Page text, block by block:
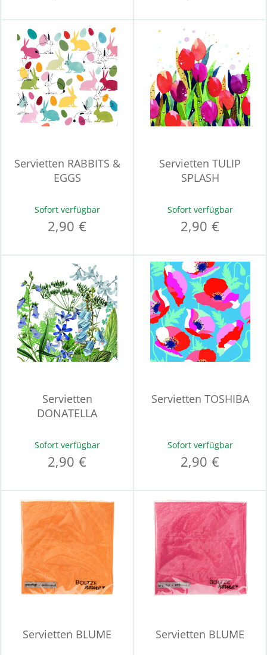
Servietten RABBITS &
EGGS
Sofort verfügbar
2,90 €
Servietten TULIP
SPLASH
Sofort verfügbar
2,90 €
Servietten
DONATELLA
Sofort verfügbar
2,90 €
Servietten TOSHIBA
Sofort verfügbar
2,90 €
Servietten BLUME Servietten BLUME